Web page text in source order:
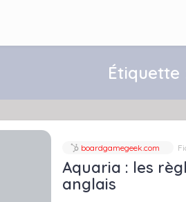
Étiquette
boardgamegeek.com
Aquaria : les
anglais